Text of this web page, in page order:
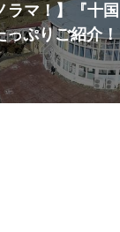
ラマ！】『十国
っぷりご紹介！